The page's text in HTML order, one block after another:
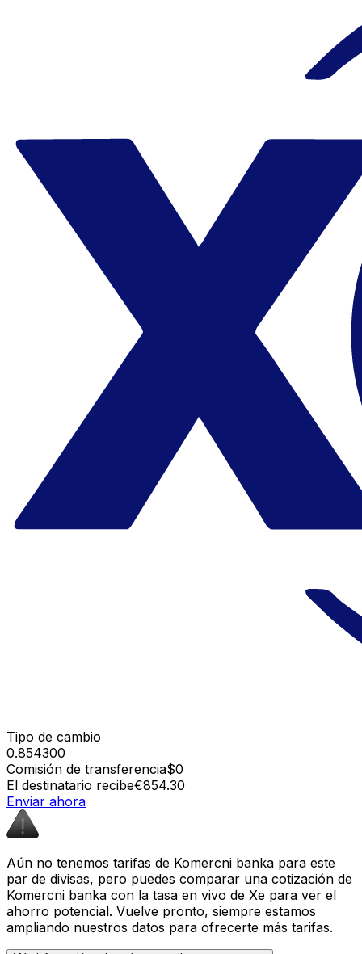
Tipo de cambio
0.854300
Comisión de transferencia$0
El destinatario recibe€854.30
Enviar ahora
Aún no tenemos tarifas de Komercni banka para este
par de divisas, pero puedes comparar una cotización de
Komercni banka con la tasa en vivo de Xe para ver el
ahorro potencial. Vuelve pronto, siempre estamos
ampliando nuestros datos para ofrecerte más tarifas.